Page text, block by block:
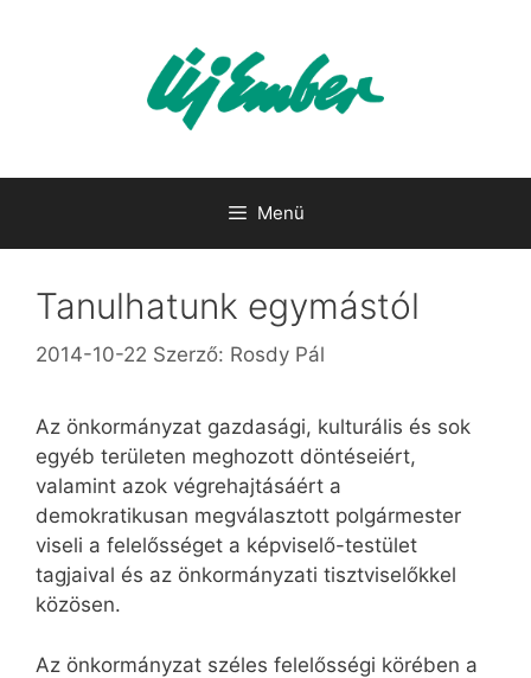
Menü
Tanulhatunk egymástól
2014-10-22 Szerző: Rosdy Pál
Az önkormányzat gazdasági, kulturális és sok
egyéb területen meghozott döntéseiért,
valamint azok végrehajtásáért a
demokratikusan megválasztott polgármester
viseli a felelősséget a képviselő-testület
tagjaival és az önkormányzati tisztviselőkkel
közösen.
Az önkormányzat széles felelősségi körében a